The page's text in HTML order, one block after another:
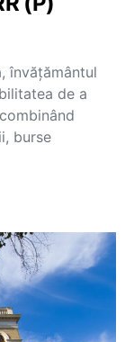
învățământul
de a
burse